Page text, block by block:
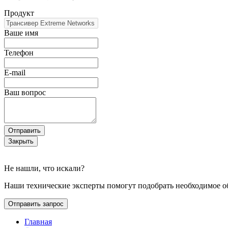
Продукт
Ваше имя
Телефон
E-mail
Ваш вопрос
Отправить
Закрыть
Не нашли, что искали?
Наши технические эксперты помогут подобрать необходимое
Отправить запрос
Главная